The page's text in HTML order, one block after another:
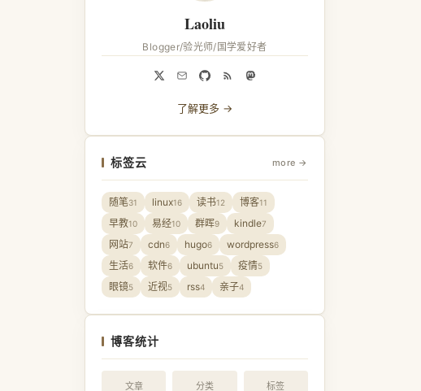
Laoliu
Blogger/验光师/国学爱好者
了解更多 →
标签云 more →
随笔31 linux16 读书12 博客11
早教10 易经10 群晖9 kindle7
网站7 cdn6 hugo6 wordpress6
生活6 软件6 ubuntu5 疫情5
眼镜5 近视5 rss4 亲子4
博客统计
文章 分类 标签